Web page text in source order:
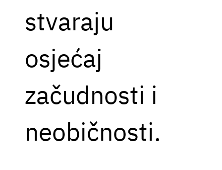
stvaraju
osjećaj
začudnosti i
neobičnosti.